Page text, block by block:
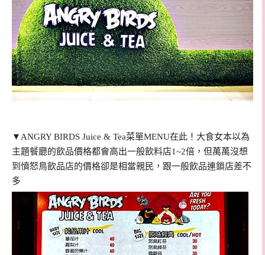
▼ANGRY BIRDS Juice & Tea菜單MENU在此！大食女本以為
主題餐廳的飲品價格都會高出一般飲料店1~2倍，但萬萬沒想
到憤怒鳥飲品店的價格卻是相當親民，跟一般飲品連鎖店差不
多